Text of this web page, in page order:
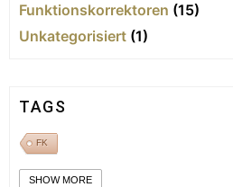
Funktionskorrektoren (15)
Unkategorisiert (1)
TAGS
FK
SHOW MORE